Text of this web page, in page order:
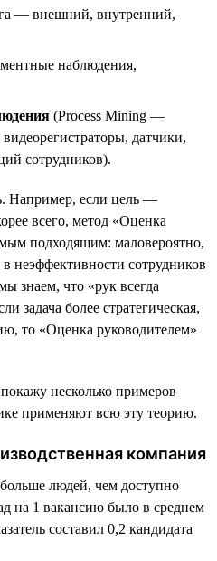
— внешний, внутренний,
наблюдения,
(Process Mining —
датчики,
сотрудников).
Например, если цель —
всего, метод «Оценка
подходящим: маловероятно,
в неэффективности сотрудников
знаем, что «рук всегда
задача более стратегическая,
то «Оценка руководителем»
несколько примеров
применяют всю эту теорию.
компания
людей, чем доступно
на 1 вакансию было в среднем
составил 0,2 кандидата